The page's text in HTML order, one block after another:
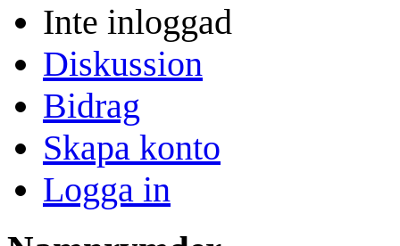
Inte inloggad
Diskussion
Bidrag
Skapa konto
Logga in